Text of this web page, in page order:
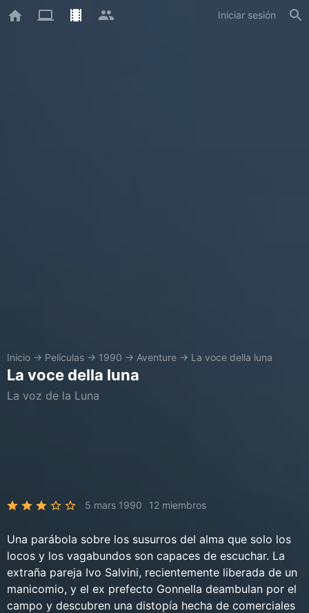
Iniciar sesión
Inicio → Películas → 1990 → Aventure → La voce della luna
La voce della luna
La voz de la Luna
5 mars 1990 12 miembros
Una parábola sobre los susurros del alma que solo los
locos y los vagabundos son capaces de escuchar. La
extraña pareja Ivo Salvini, recientemente liberada de un
manicomio, y el ex prefecto Gonnella deambulan por el
campo y descubren una distopía hecha de comerciales